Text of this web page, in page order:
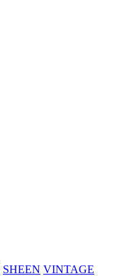
SHEEN VINTAGE